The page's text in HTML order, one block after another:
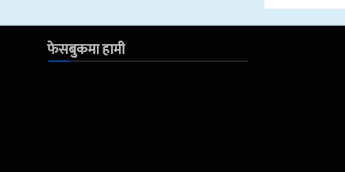
फेसबुकमा हामी